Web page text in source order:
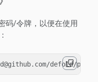
码/令牌，以便在使用